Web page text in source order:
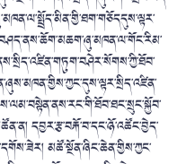
དབྱར་རྩ་བརྐོ་བ་དང་ཉོ་འཚོང་བྱེད་
མཚོ་སྔོན་ཞིང་ཆེན་གྱིས་ཀྱང་